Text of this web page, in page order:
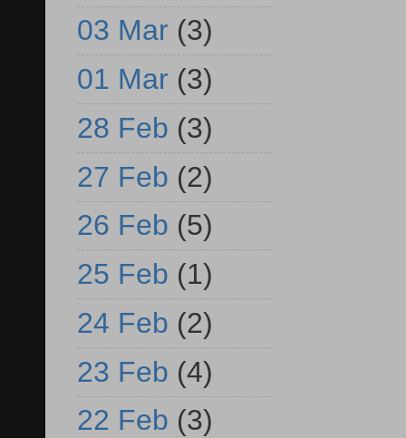
03 Mar (3)
01 Mar (3)
28 Feb (3)
27 Feb (2)
26 Feb (5)
25 Feb (1)
24 Feb (2)
23 Feb (4)
22 Feb (3)